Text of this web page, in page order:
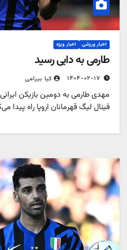
اخبار ورزشی اخبار ویژه
طارمی به دایی رسید
۱۴۰۴-۰۲-۱۷ کیا بیرامی
مهدی طارمی به دومین بازیکن
فینال لیگ قهرمانان اروپا راه پیدا